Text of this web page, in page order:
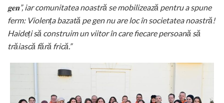
𝐠𝐞𝐧”, iar comunitatea noastră se mobilizează pentru a spune
ferm: Violența bazată pe gen nu are loc în societatea noastră!
Haideți să construim un viitor în care fiecare persoană să
trăiască fără frică.”